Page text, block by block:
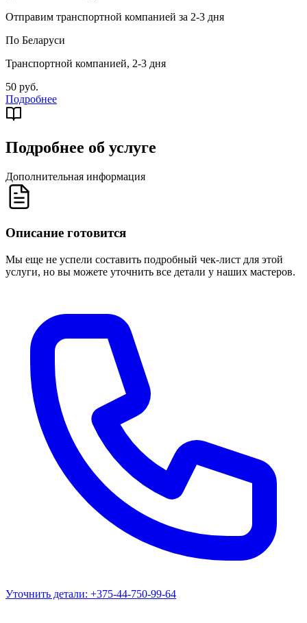
Отправим транспортной компанией за 2-3 дня
По Беларуси
Транспортной компанией, 2-3 дня
50 руб.
Подробнее
Подробнее об услуге
Дополнительная информация
Описание готовится
Мы еще не успели составить подробный чек-лист для этой
услуги, но вы можете уточнить все детали у наших мастеров.
Уточнить детали: +375-44-750-99-64